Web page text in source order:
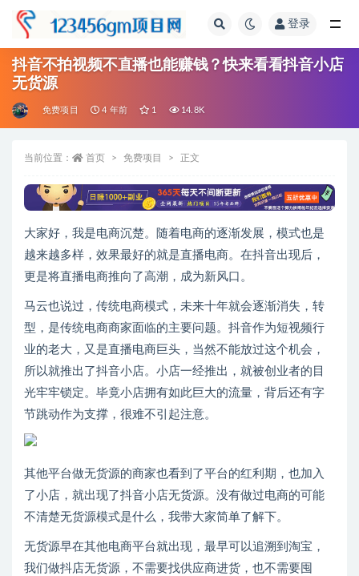
登录
抖音不拍视频不直播也能赚钱？快来看看抖音小店
无货源
免费项目 4 年前 1 14.8K
当前位置： 首页 免费项目 正文
大家好，我是电商沉楚。随着电商的逐渐发展，模式也是
越来越多样，效果最好的就是直播电商。在抖音出现后，
更是将直播电商推向了高潮，成为新风口。
马云也说过，传统电商模式，未来十年就会逐渐消失，转
型，是传统电商商家面临的主要问题。抖音作为短视频行
业的老大，又是直播电商巨头，当然不能放过这个机会，
所以就推出了抖音小店。小店一经推出，就被创业者的目
光牢牢锁定。毕竟小店拥有如此巨大的流量，背后还有字
节跳动作为支撑，很难不引起注意。
其他平台做无货源的商家也看到了平台的红利期，也加入
了小店，就出现了抖音小店无货源。没有做过电商的可能
不清楚无货源模式是什么，我带大家简单了解下。
无货源早在其他电商平台就出现，最早可以追溯到淘宝，
我们做抖店无货源，不需要找供应商进货，也不需要囤